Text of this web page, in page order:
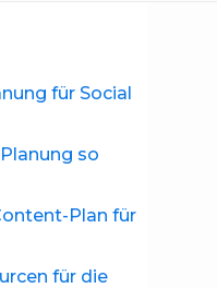
für Social
so
Plan für
für die